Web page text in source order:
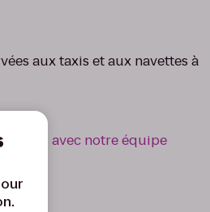
aux taxis et aux navettes à
avec notre équipe